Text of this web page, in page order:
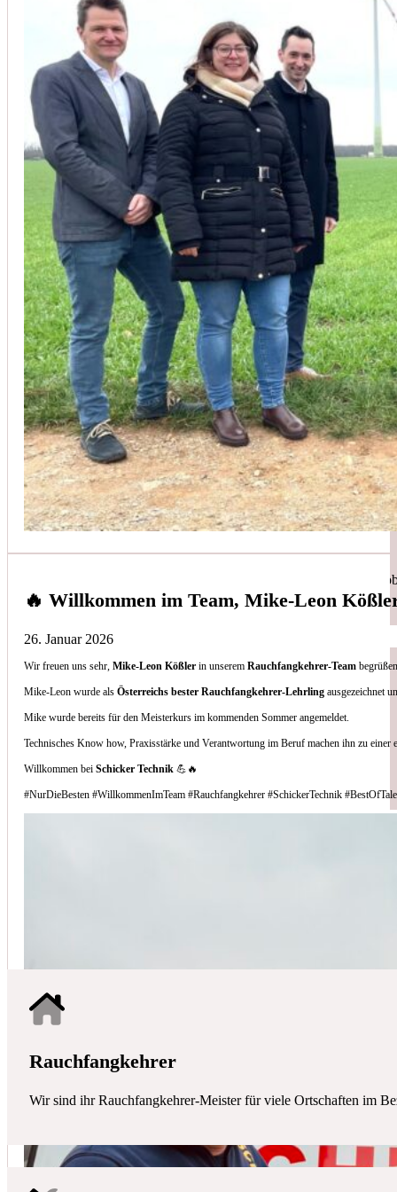
🔥 Willkommen im Team, Mike-Leon
26. Januar 2026
Wir freuen uns sehr,Mike-Leon Kößler in unseremRauchfangkehrer-Team
Mike-Leon wurde alsÖsterreichs bester Rauchfangkehrer-Lehrling ausgezeichnet
Mike wurde bereits für den Meisterkurs im kommenden Sommer angemeldet.
Technisches Know how, Praxisstärke und Verantwortung im Beruf machen ihn zu
Willkommen beiSchicker Technik 💪🔥
#NurDieBesten #WillkommenImTeam #Rauchfangkehrer #SchickerTechnik
Unsere Kunden vertrauen auf unsere langjährige Erfahrung und
Christoph Windisch
aus unseren Google-Bewertungen
Vom Anbot bis zur Fertigstellung alles rasch und
(Umbau) wurde besprochen und problemlos gelöst.
Johanna Koe
aus unseren Google-Bewertungen
Sehr freundlich! Hat alles super geklappt!
Simon Bilek
Anruf, 3 Stunden später war jemand Vorort, Problem
Thomas Gornix
aus unseren Google-Bewertungen
Nettes Team, und kompetente Beratung.
Rauchfangkehrer
Wir sind ihr Rauchfangkehrer-Meister für viele Ortschaften im